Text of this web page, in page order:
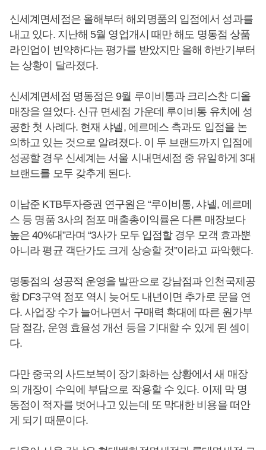
신세계면세점은 올해부터 해외명품의 입점에서 성과를
내고 있다. 지난해 5월 영업개시 때만 해도 명동점 상품
라인업이 빈약하다는 평가를 받았지만 올해 하반기부터
는 상황이 달라졌다.
신세계면세점 명동점은 9월 루이비통과 크리스찬 디올
매장을 열었다. 신규 면세점 가운데 루이비통 유치에 성
공한 첫 사례다. 현재 샤넬, 에르메스 측과도 입점을 논
의하고 있는 것으로 알려졌다. 이 두 브랜드까지 입점에
성공할 경우 신세계는 서울 시내면세점 중 유일하게 3대
브랜드를 모두 갖추게 된다.
이남준 KTB투자증권 연구원은 “루이비통, 샤넬, 에르메
스 등 명품 3사의 점포 매출총이익률은 다른 매장보다
높은 40%대”라며 “3사가 모두 입점할 경우 모객 효과뿐
아니라 평균 객단가도 크게 상승할 것”이라고 파악했다.
명동점의 성공적 운영을 발판으로 강남점과 인천국제공
항 DF3구역 점포 역시 늦어도 내년이면 추가로 문을 연
다. 사업장 수가 늘어나면서 구매력 확대에 따른 원가부
담 절감, 운영 효율성 개선 등을 기대할 수 있게 된 셈이
다.
다만 중국의 사드보복이 장기화하는 상황에서 새 매장
의 개장이 수익에 부담으로 작용할 수 있다. 이제 막 명
동점이 적자를 벗어나고 있는데 또 막대한 비용을 떠안
게 되기 때문이다.